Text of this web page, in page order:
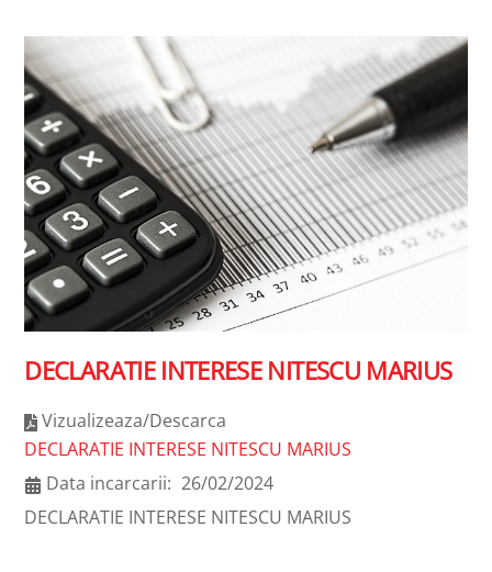
DECLARATIE INTERESE NITESCU MARIUS
Vizualizeaza/Descarca
DECLARATIE INTERESE NITESCU MARIUS
Data incarcarii: 26/02/2024
DECLARATIE INTERESE NITESCU MARIUS